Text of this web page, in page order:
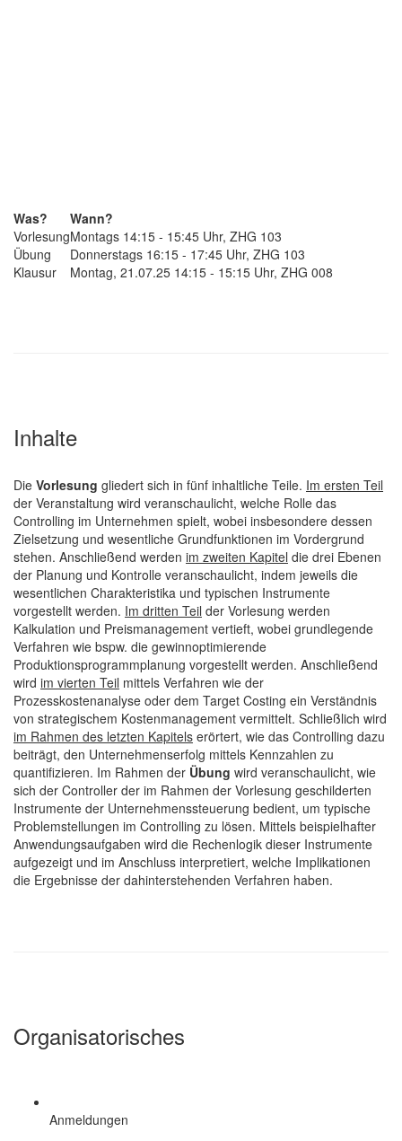
Was?
Wann?
VorlesungMontags 14:15 - 15:45 Uhr, ZHG 103
Übung
Donnerstags 16:15 - 17:45 Uhr, ZHG 103
Klausur
Montag, 21.07.25 14:15 - 15:15 Uhr, ZHG 008
Inhalte
Die Vorlesung gliedert sich in fünf inhaltliche Teile. Im ersten Teil
der Veranstaltung wird veranschaulicht, welche Rolle das
Controlling im Unternehmen spielt, wobei insbesondere dessen
Zielsetzung und wesentliche Grundfunktionen im Vordergrund
stehen. Anschließend werden im zweiten Kapitel die drei Ebenen
der Planung und Kontrolle veranschaulicht, indem jeweils die
wesentlichen Charakteristika und typischen Instrumente
vorgestellt werden. Im dritten Teil der Vorlesung werden
Kalkulation und Preismanagement vertieft, wobei grundlegende
Verfahren wie bspw. die gewinnoptimierende
Produktionsprogrammplanung vorgestellt werden. Anschließend
wird im vierten Teil mittels Verfahren wie der
Prozesskostenanalyse oder dem Target Costing ein Verständnis
von strategischem Kostenmanagement vermittelt. Schließlich wird
im Rahmen des letzten Kapitels erörtert, wie das Controlling dazu
beiträgt, den Unternehmenserfolg mittels Kennzahlen zu
quantifizieren. Im Rahmen der Übung wird veranschaulicht, wie
sich der Controller der im Rahmen der Vorlesung geschilderten
Instrumente der Unternehmenssteuerung bedient, um typische
Problemstellungen im Controlling zu lösen. Mittels beispielhafter
Anwendungsaufgaben wird die Rechenlogik dieser Instrumente
aufgezeigt und im Anschluss interpretiert, welche Implikationen
die Ergebnisse der dahinterstehenden Verfahren haben.
Organisatorisches
Anmeldungen